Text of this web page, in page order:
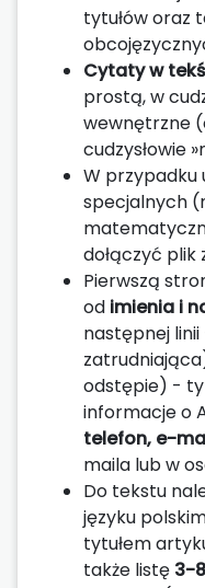
tytułów oraz
Cytaty w
prostą, w
wewnętrzne
cudzysłowie
W przypadku
specjalnych
dołączyć plik
Pierwszą
od imienia i
następnej linii
odstępie) -
informacje o
telefon, e-
maila lub w
Do tekstu
języku
tytułem
także listę 3-